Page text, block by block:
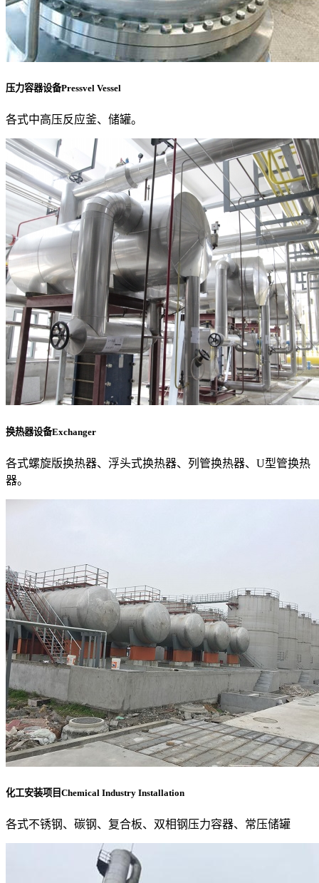
压力容器设备Pressvel Vessel
各式中高压反应釜、储罐。
换热器设备Exchanger
各式螺旋版换热器、浮头式换热器、列管换热器、U型管换热
器。
化工安装项目Chemical Industry Installation
各式不锈钢、碳钢、复合板、双相钢压力容器、常压储罐